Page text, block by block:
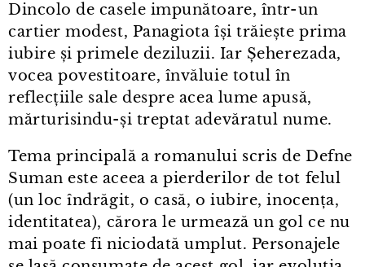
Dincolo de casele impunătoare, într⁠-⁠un
cartier modest, Panagiota își trăiește prima
iubire și primele deziluzii. Iar Șeherezada,
vocea povestitoare, învăluie totul în
reflecțiile sale despre acea lume apusă,
mărturisindu-și treptat adevăratul nume.
Tema principală a romanului scris de Defne
Suman este aceea a pierderilor de tot felul
(un loc îndrăgit, o casă, o iubire, inocența,
identitatea), cărora le urmează un gol ce nu
mai poate fi niciodată umplut. Personajele